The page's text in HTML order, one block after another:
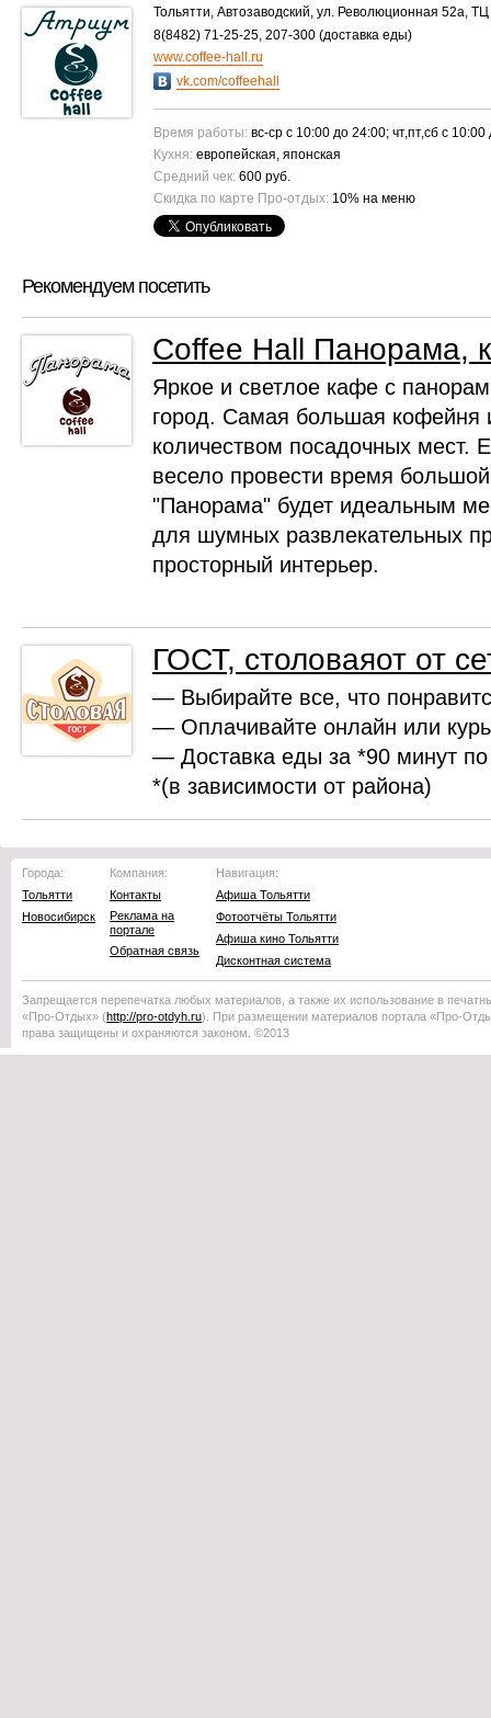
Тольятти, Автозаводский, ул. Революционная 52а,
8(8482) 71-25-25, 207-300 (доставка еды)
www.coffee-hall.ru
vk.com/coffeehall
Время работы: вс-ср с 10:00 до 24:00; чт,пт,сб с
Кухня: европейская, японская
Средний чек: 600 руб.
Скидка по карте Про-отдых: 10% на меню
Рекомендуем посетить
Coffee Hall Панорама,
Яркое и светлое кафе с
город. Самая большая кофейня
количеством посадочных мест.
весело провести время
"Панорама" будет идеальным
для шумных развлекательных
просторный интерьер.
ГОСТ, столоваяот от
— Выбирайте все, что
— Оплачивайте онлайн или
— Доставка еды за *90 минут по
*(в зависимости от района)
Города:
Тольятти
Новосибирск
Компания:
Контакты
Реклама на
портале
Обратная связь
Навигация:
Афиша Тольятти
Фотоотчёты Тольятти
Афиша кино Тольятти
Дисконтная система
Запрещается перепечатка любых материалов, а также их использование в
«Про-Отдых» (http://pro-otdyh .ru). При размещении материалов портала «Про-
права защищены и охраняются законом. ©2013